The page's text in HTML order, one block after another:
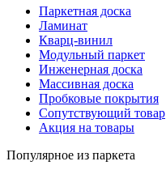
Паркетная доска
Ламинат
Кварц-винил
Модульный паркет
Инженерная доска
Массивная доска
Пробковые покрытия
Сопутствующий товар
Акция на товары
Популярное из паркета